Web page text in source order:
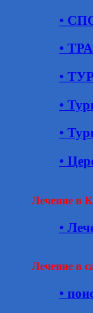
•
•
•
•
•
•
Лечение в
•
Лечение в
•